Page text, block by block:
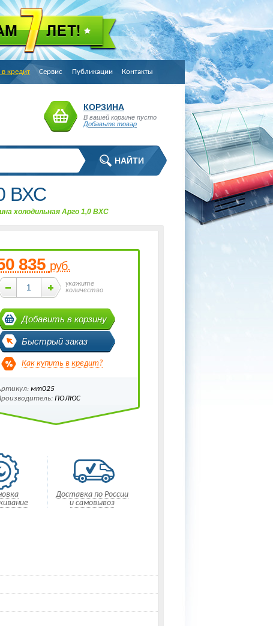
кредит Сервис Публикации Контакты
КОРЗИНА
В вашей корзине пусто
Добавьте товар
ВХС
холодильная Арго 1,0 ВХС
835 руб.
укажите
количество
Добавить в корзину
Быстрый заказ
Как купить в кредит?
мт025
ПОЛЮС
Доставка по России
и самовывоз